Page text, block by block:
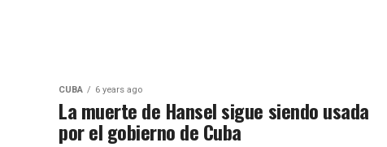
CUBA 6 years ago
La muerte de Hansel sigue siendo usada
por el gobierno de Cuba